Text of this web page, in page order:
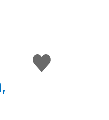
Curtir